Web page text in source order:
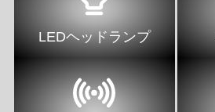
LEDヘッドランプ